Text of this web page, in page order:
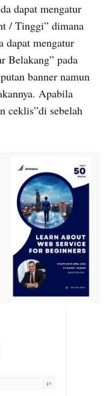
dapat mengatur
/ Tinggi” dimana
dapat mengatur
Belakang” pada
banner namun
Apabila
ceklis”di sebelah